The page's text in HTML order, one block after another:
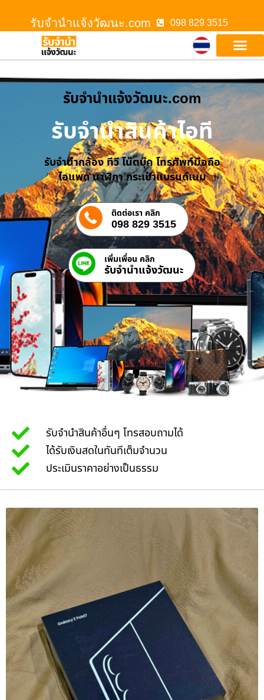
รับจํานําแจ้งวัฒนะ.com 098 829 3515
รับจํานําแจ้งวัฒนะ.com
รับจำนำสินค้าไอที
รับจำนำกล้อง ทีวี โน๊ตบุ๊ค โทรศัพท์มือถือ
ไอแพด นาฬิกา กระเป๋าแบรนด์เนม
ติดต่อเรา คลิก
098 829 3515
เพิ่มเพื่อน คลิก
รับจํานําแจ้งวัฒนะ
รับจำนำสินค้าอื่นๆ โทรสอบถามได้
ได้รับเงินสดในทันทีเต็มจำนวน
ประเมินราคาอย่างเป็นธรรม